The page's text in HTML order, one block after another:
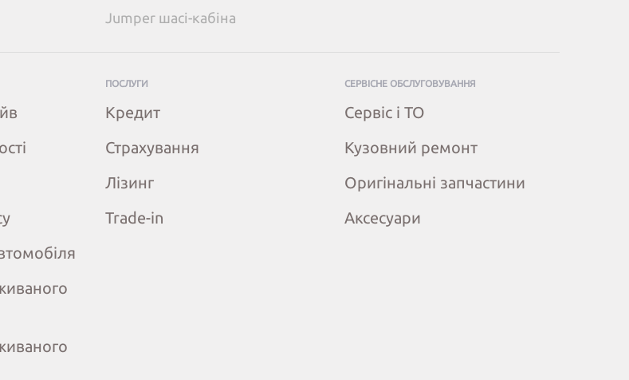
Jumper шасі-кабіна
ПОСЛУГИ
Кредит
Страхування
Лізинг
Trade-in
СЕРВІСНЕ ОБСЛУГОВУВАННЯ
Сервіс і ТО
Кузовний ремонт
Оригінальні запчастини
Аксесуари